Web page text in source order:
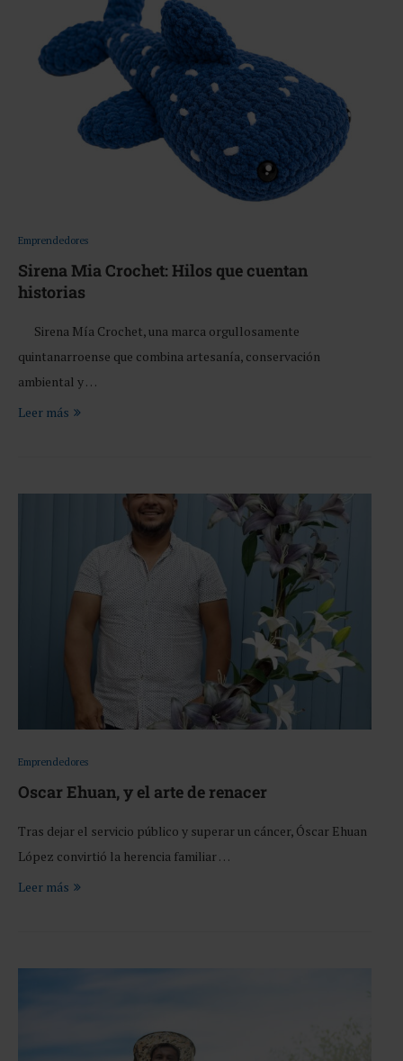
Emprendedores
Sirena Mia Crochet: Hilos que cuentan
historias
Sirena Mía Crochet, una marca orgullosamente
quintanarroense que combina artesanía, conservación
ambiental y …
Leer más
Emprendedores
Oscar Ehuan, y el arte de renacer
Tras dejar el servicio público y superar un cáncer, Óscar Ehuan
López convirtió la herencia familiar …
Leer más